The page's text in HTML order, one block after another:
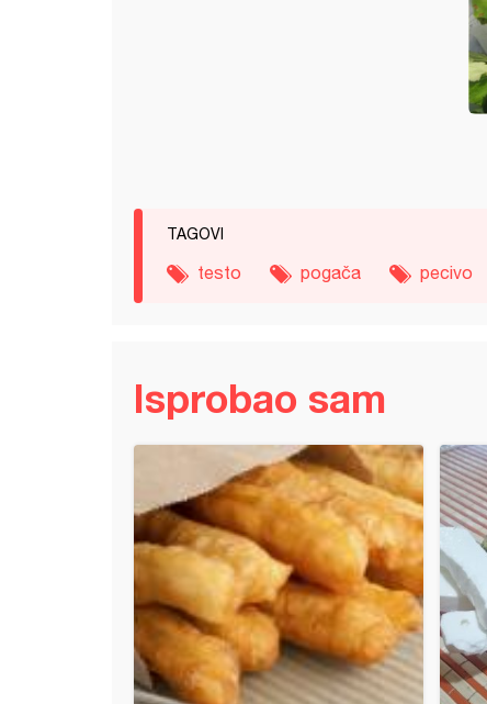
TAGOVI
testo pogača pecivo
Isprobao sam